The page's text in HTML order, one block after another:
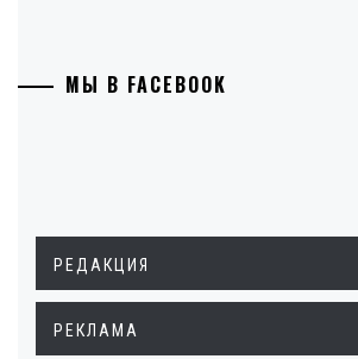
МЫ В FACEBOOK
РЕДАКЦИЯ
РЕКЛАМА